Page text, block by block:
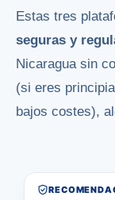
Estas tres
seguras y
Nicaragua sin
(si eres
bajos costes),